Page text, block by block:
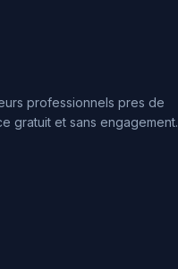
professionnels pres de
gratuit et sans engagement.